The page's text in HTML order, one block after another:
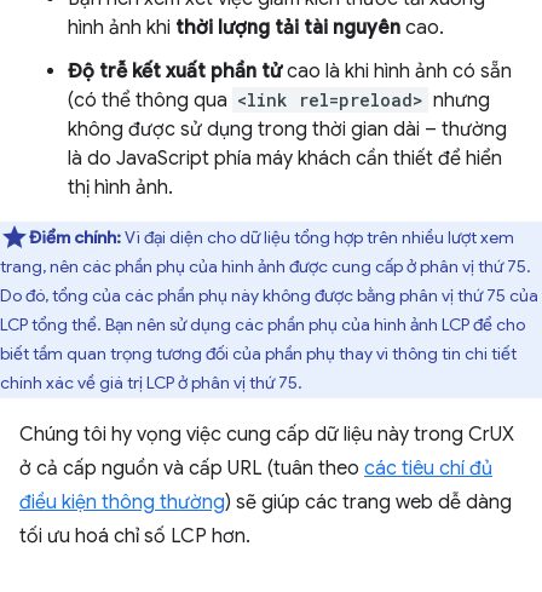
hình ảnh khi thời lượng tải tài nguyên cao.
Độ trễ kết xuất phần tửcao là khi hình ảnh có sẵn
(có thể thông qua <link rel=preload> nhưng
không được sử dụng trong thời gian dài – thường
là do JavaScript phía máy khách cần thiết để hiển
thị hình ảnh.
Điểm chính:Vì đại diện cho dữ liệu tổng hợp trên nhiều lượt xem
trang, nên các phần phụ của hình ảnh được cung cấp ở phân vị thứ 75.
Do đó, tổng của các phần phụ này không được bằng phân vị thứ 75 của
LCP tổng thể. Bạn nên sử dụng các phần phụ của hình ảnh LCP để cho
biết tầm quan trọng tương đối của phần phụ thay vì thông tin chi tiết
chính xác về giá trị LCP ở phân vị thứ 75.
Chúng tôi hy vọng việc cung cấp dữ liệu này trong CrUX
ở cả cấp nguồn và cấp URL (tuân theo các tiêu chí đủ
điều kiện thông thường) sẽ giúp các trang web dễ dàng
tối ưu hoá chỉ số LCP hơn.